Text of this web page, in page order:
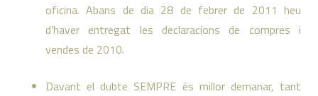
oficina. Abans de dia 28 de febrer de 2011 heu
d’haver entregat les declaracions de compres i
vendes de 2010.
Davant el dubte SEMPRE és millor demanar, tant